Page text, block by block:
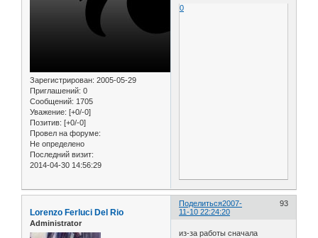
Зарегистрирован: 2005-05-29
Приглашений: 0
Сообщений: 1705
Уважение: [+0/-0]
Позитив: [+0/-0]
Провел на форуме:
Не определено
Последний визит:
2014-04-30 14:56:29
0
Поделиться 93
2007-
11-10 22:24:20
Lorenzo Ferluci Del Rio
Administrator
из-за работы сначала